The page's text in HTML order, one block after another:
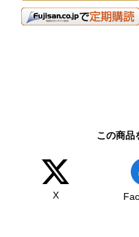
この商品
X